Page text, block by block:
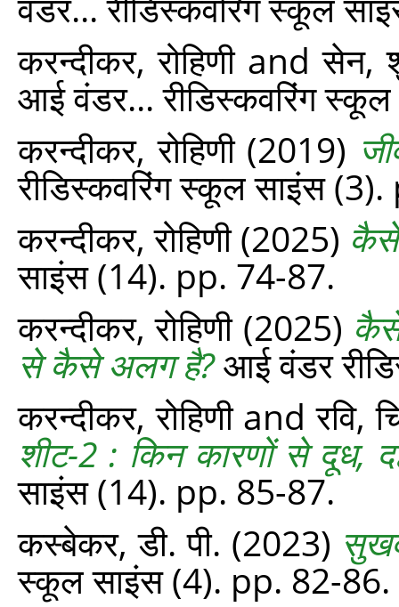
करन्दीकर, रोहिणीandसेन,
आई वंडर... रीडिस्‍कवरिंग
करन्‍दीकर, रोहिणी(2019)
रीडिस्‍कवरिंग स्‍कूल साइंस
करन्‍दीकर, रोहिणी(2025) कैसे
साइंस (14). pp. 74-87.
करन्‍दीकर, रोहिणी(2025)
से कैसे अलग है?आई वंडर
करन्‍दीकर, रोहिणीandरवि,
शीट-2 : किन कारणों से दूध,
साइंस (14). pp. 85-87.
कस्बेकर, डी. पी. (2023)
स्‍कूल साइंस (4). pp. 82-86.